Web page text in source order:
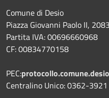
Comune di Desio
Piazza Giovanni Paolo II,
Partita IVA: 00696660968
CF: 00834770158
PEC:
Centralino Unico: 0362-3921